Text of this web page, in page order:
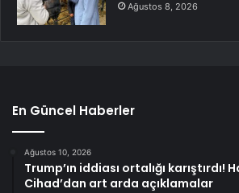
Ağustos 8, 2026
En Güncel Haberler
Ağustos 10, 2026
Trump’ın iddiası ortalığı karıştırdı!
Cihad’dan art arda açıklamalar